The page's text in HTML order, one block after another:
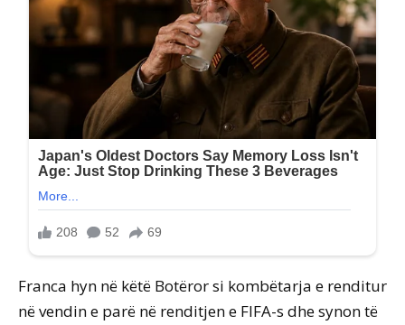
Franca hyn në këtë Botëror si kombëtarja e renditur
në vendin e parë në renditjen e FIFA-s dhe synon të